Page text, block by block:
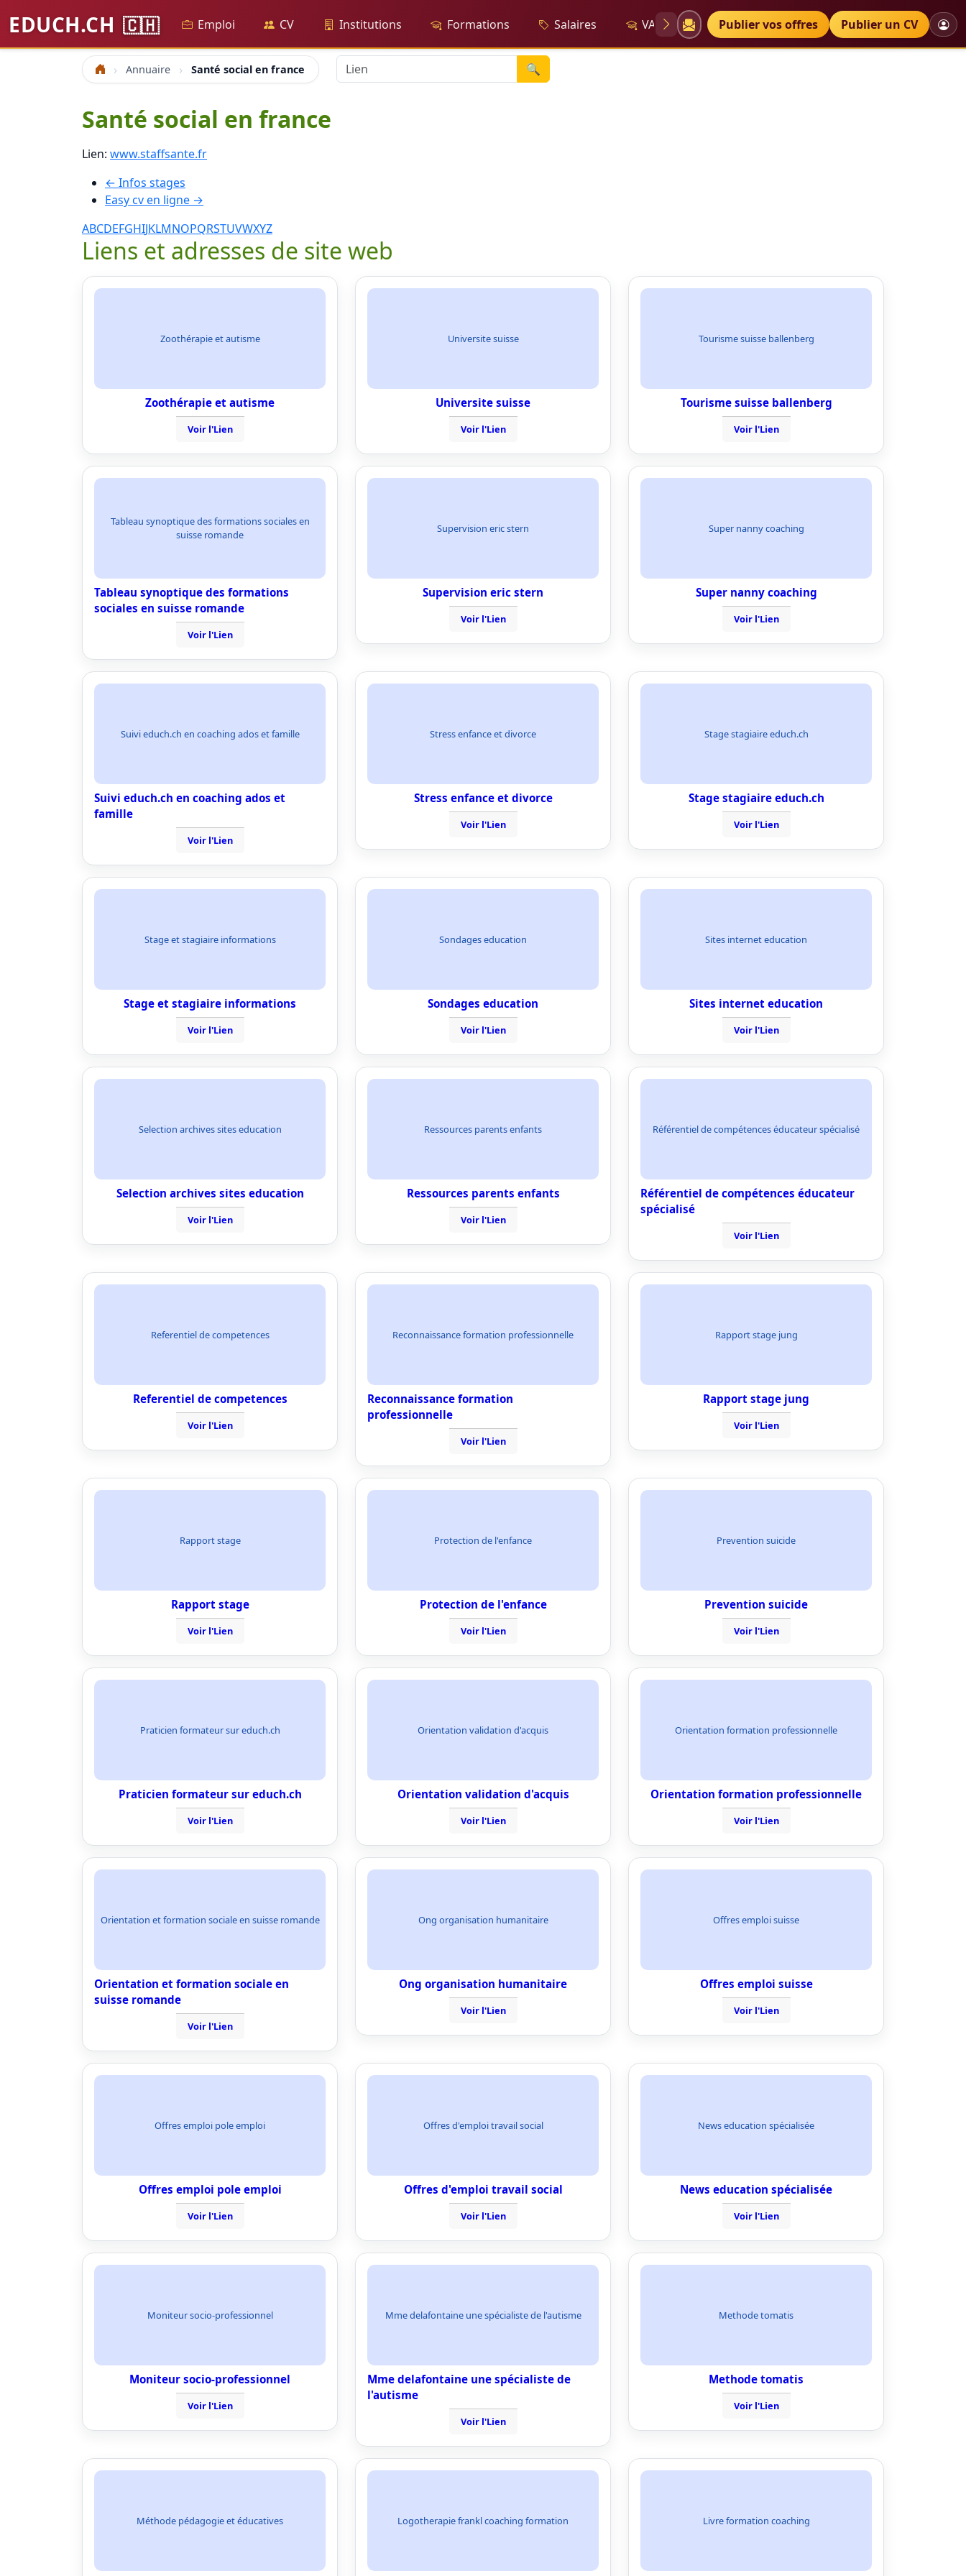
EDUCH.CH 🇨🇭 Emploi CV Institutions Formations Salaires VAE Diplômes Petites annonces
Publier vos offres Publier un CV
Accueil Annuaire Santé social en france 🔍
Santé social en france
Lien: www.staffsante.fr
← Infos stages
Easy cv en ligne →
ABCDEFGHIJKLMNOPQRSTUVWXYZ
Liens et adresses de site web
Zoothérapie et autisme
Zoothérapie et autisme
Voir l'Lien
Universite suisse
Universite suisse
Voir l'Lien
Tourisme suisse ballenberg
Tourisme suisse ballenberg
Voir l'Lien
Tableau synoptique des formations sociales en
suisse romande
Tableau synoptique des formations
sociales en suisse romande
Voir l'Lien
Supervision eric stern
Supervision eric stern
Voir l'Lien
Super nanny coaching
Super nanny coaching
Voir l'Lien
Suivi educh.ch en coaching ados et famille
Suivi educh.ch en coaching ados et
famille
Voir l'Lien
Stress enfance et divorce
Stress enfance et divorce
Voir l'Lien
Stage stagiaire educh.ch
Stage stagiaire educh.ch
Voir l'Lien
Stage et stagiaire informations
Stage et stagiaire informations
Voir l'Lien
Sondages education
Sondages education
Voir l'Lien
Sites internet education
Sites internet education
Voir l'Lien
Selection archives sites education
Selection archives sites education
Voir l'Lien
Ressources parents enfants
Ressources parents enfants
Voir l'Lien
Référentiel de compétences éducateur spécialisé
Référentiel de compétences éducateur
spécialisé
Voir l'Lien
Referentiel de competences
Referentiel de competences
Voir l'Lien
Reconnaissance formation professionnelle
Reconnaissance formation
professionnelle
Voir l'Lien
Rapport stage jung
Rapport stage jung
Voir l'Lien
Rapport stage
Rapport stage
Voir l'Lien
Protection de l'enfance
Protection de l'enfance
Voir l'Lien
Prevention suicide
Prevention suicide
Voir l'Lien
Praticien formateur sur educh.ch
Praticien formateur sur educh.ch
Voir l'Lien
Orientation validation d'acquis
Orientation validation d'acquis
Voir l'Lien
Orientation formation professionnelle
Orientation formation professionnelle
Voir l'Lien
Orientation et formation sociale en suisse romande
Orientation et formation sociale en
suisse romande
Voir l'Lien
Ong organisation humanitaire
Ong organisation humanitaire
Voir l'Lien
Offres emploi suisse
Offres emploi suisse
Voir l'Lien
Offres emploi pole emploi
Offres emploi pole emploi
Voir l'Lien
Offres d'emploi travail social
Offres d'emploi travail social
Voir l'Lien
News education spécialisée
News education spécialisée
Voir l'Lien
Moniteur socio-professionnel
Moniteur socio-professionnel
Voir l'Lien
Mme delafontaine une spécialiste de l'autisme
Mme delafontaine une spécialiste de
l'autisme
Voir l'Lien
Methode tomatis
Methode tomatis
Voir l'Lien
Méthode pédagogie et éducatives Logotherapie frankl coaching formation Livre formation coaching